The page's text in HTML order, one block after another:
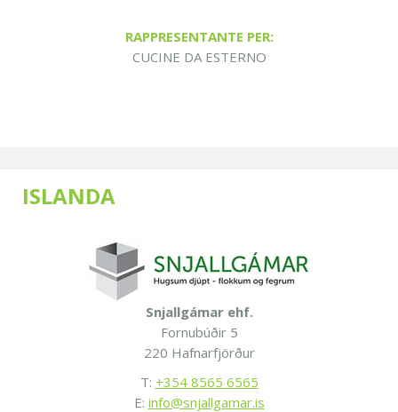
RAPPRESENTANTE PER:
CUCINE DA ESTERNO
ISLANDA
Snjallgámar ehf.
Fornubúðir 5
220 Hafnarfjörður
T: +354 8565 6565
E: info@snjallgamar.is